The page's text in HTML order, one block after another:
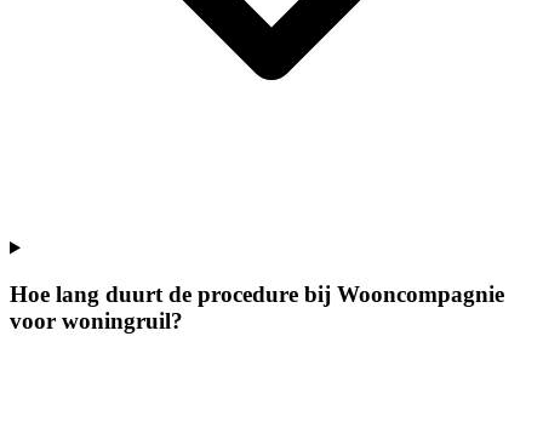
Hoe lang duurt de procedure bij Wooncompagnie
voor woningruil?